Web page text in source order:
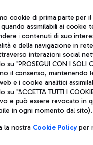
soggetta a direzione e
Imprese di Roma 13032990155 P.
int. vers.
1 - 00054 Fiumicino (RM)
cookie di prima parte per
quando assimilabili ai
i contenuti di suo
e della navigazione in
interazioni social
su "PROSEGUI CON I
il consenso, mantenendo
e i cookie analitici
su "ACCETTA TUTTI I
e può essere revocato in
in ogni momento dal sito).
la nostra Cookie Policyper